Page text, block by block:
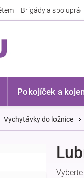
Brigády a spolupráce
Pokojíček a
Vychytávky do ložnice